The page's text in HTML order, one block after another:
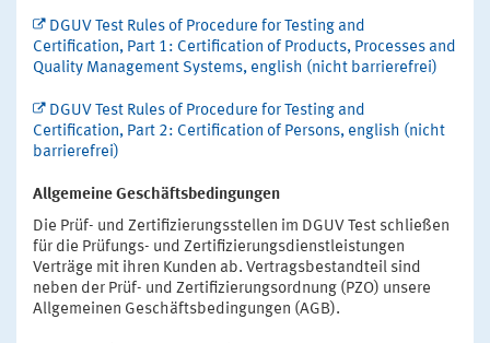
DGUV Test Rules of Procedure for Testing and
Certification, Part 1: Certification of Products, Processes and
Quality Management Systems, english (nicht barrierefrei)
DGUV Test Rules of Procedure for Testing and
Certification, Part 2: Certification of Persons, english (nicht
barrierefrei)
Allgemeine Geschäftsbedingungen
Die Prüf- und Zertifizierungsstellen im DGUV Test schließen
für die Prüfungs- und Zertifizierungsdienstleistungen
Verträge mit ihren Kunden ab. Vertragsbestandteil sind
neben der Prüf- und Zertifizierungsordnung (PZO) unsere
Allgemeinen Geschäftsbedingungen (AGB).